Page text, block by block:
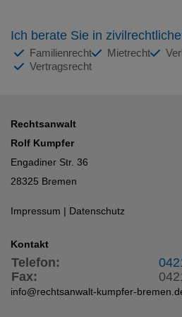
Ich berate Sie in
Familienrecht Mietrecht
Vertragsrecht
Rechtsanwalt
Rolf Kumpfer
Engadiner Str. 36
28325 Bremen
Impressum | Datenschutz
Kontakt
Telefon:
Fax:
info@rechtsanwalt-kumpfer-